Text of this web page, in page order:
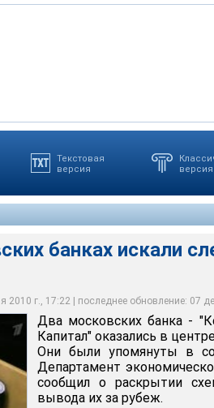
Текстовая
версия
версия
банках искали
2010 г., 17:22 | последнее обновление: 07
искали следы фирм-однодневок
обыски в Кодекс-банке и
сегодня устраивать из
Два московских банка -
Капитал" оказались в
Они были упомянуты в
Департамент
сообщил о раскрытии
вывода их за рубеж.